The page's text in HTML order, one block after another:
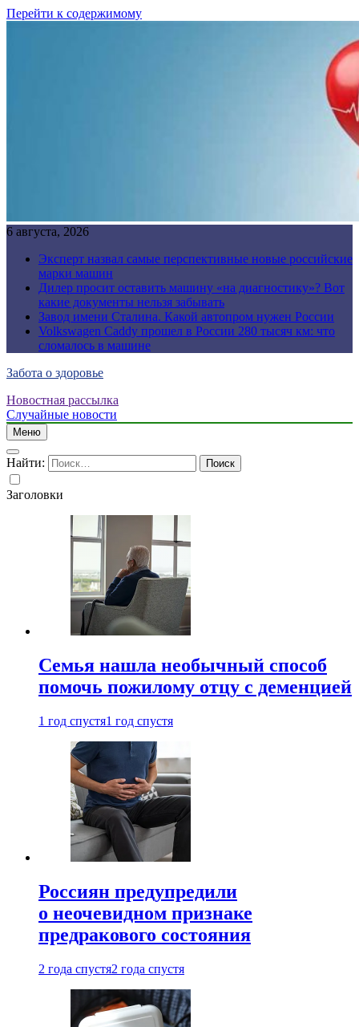
Перейти к содержимому
6 августа, 2026
Эксперт назвал самые перспективные новые российские
марки машин
Дилер просит оставить машину «на диагностику»? Вот
какие документы нельзя забывать
Завод имени Сталина. Какой автопром нужен России
Volkswagen Caddy прошел в России 280 тысяч км: что
сломалось в машине
Забота о здоровье
Новостная рассылка
Случайные новости
Меню
Найти:
Заголовки
Семья нашла необычный способ
помочь пожилому отцу с деменцией
1 год спустя1 год спустя
Россиян предупредили
о неочевидном признаке
предракового состояния
2 года спустя2 года спустя